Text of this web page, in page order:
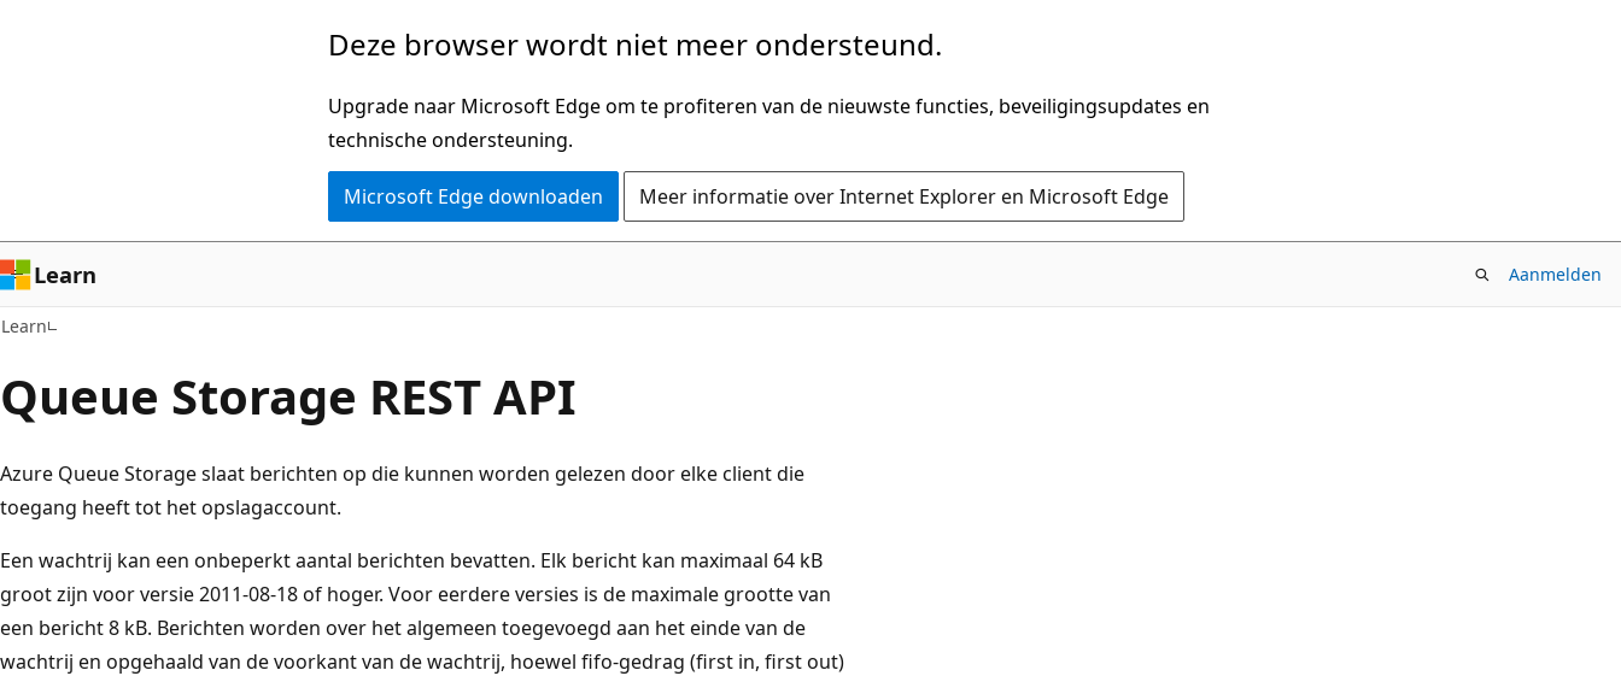
Deze browser wordt niet meer ondersteund.
Upgrade naar Microsoft Edge om te profiteren van de nieuwste functies, beveiligingsupdates en
technische ondersteuning.
Microsoft Edge downloaden Meer informatie over Internet Explorer en Microsoft Edge
Learn Aanmelden
Learn
Queue Storage REST API
Azure Queue Storage slaat berichten op die kunnen worden gelezen door elke client die
toegang heeft tot het opslagaccount.
Een wachtrij kan een onbeperkt aantal berichten bevatten. Elk bericht kan maximaal 64 kB
groot zijn voor versie 2011-08-18 of hoger. Voor eerdere versies is de maximale grootte van
een bericht 8 kB. Berichten worden over het algemeen toegevoegd aan het einde van de
wachtrij en opgehaald van de voorkant van de wachtrij, hoewel fifo-gedrag (first in, first out)